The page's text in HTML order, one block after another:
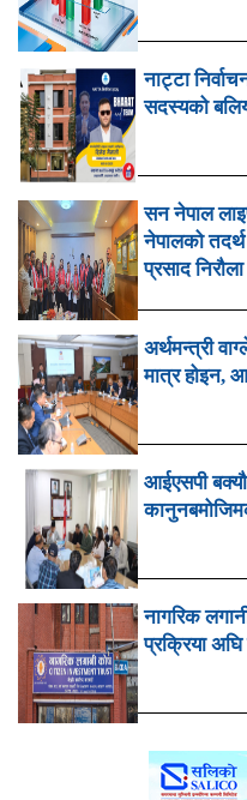
नाट्टा
सदस्यको
सन नेपाल
नेपालको
प्रसाद निरौला
अर्थमन्त्री
मात्र होइन,
आईएसपी
नागरिक
प्रक्रिया अघि